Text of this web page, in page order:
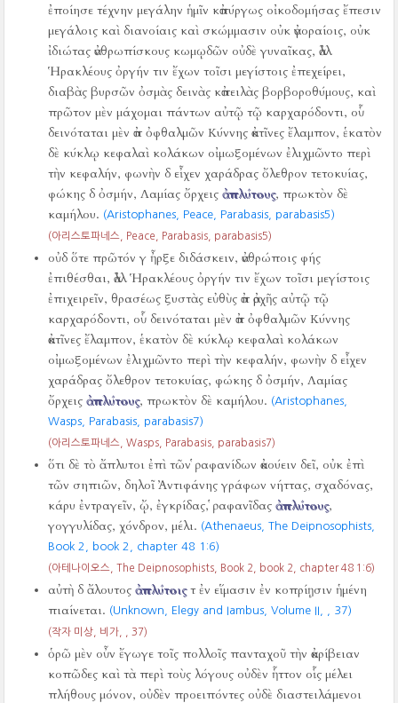
ἐποίησε τέχνην μεγάλην ἡμῖν κἀπύργως οἰκοδομήσας ἔπεσιν
μεγάλοις καὶ διανοίαις καὶ σκώμμασιν οὐκ ἀγοραίοις, οὐκ
ἰδιώτας ἀνθρωπίσκους κωμῳδῶν οὐδὲ γυναῖκας, ἀλλ
Ἡρακλέους ὀργήν τιν ἔχων τοῖσι μεγίστοις ἐπεχείρει,
διαβὰς βυρσῶν ὀσμὰς δεινὰς κἀπειλὰς βορβοροθύμους, καὶ
πρῶτον μὲν μάχομαι πάντων αὐτῷ τῷ καρχαρόδοντι, οὗ
δεινόταται μὲν ἀπ ὀφθαλμῶν Κύννης ἀκτῖνες ἔλαμπον, ἑκατὸν
δὲ κύκλῳ κεφαλαὶ κολάκων οἰμωξομένων ἐλιχμῶντο περὶ
τὴν κεφαλήν, φωνὴν δ εἶχεν χαράδρας ὄλεθρον τετοκυίας,
φώκης δ ὀσμήν, Λαμίας ὄρχειςἀπλύτους, πρωκτὸν δὲ
καμήλου. (Aristophanes, Peace, Parabasis, parabasis5)
(아리스토파네스, Peace, Parabasis, parabasis5)
οὐδ ὅτε πρῶτόν γ ἦρξε διδάσκειν, ἀνθρώποις φής
ἐπιθέσθαι, ἀλλ Ἡρακλέους ὀργήν τιν ἔχων τοῖσι μεγίστοις
ἐπιχειρεῖν, θρασέως ξυστὰς εὐθὺς ἀπ ἀρχῆς αὐτῷ τῷ
καρχαρόδοντι, οὗ δεινόταται μὲν ἀπ ὀφθαλμῶν Κύννης
ἀκτῖνες ἔλαμπον, ἑκατὸν δὲ κύκλῳ κεφαλαὶ κολάκων
οἰμωξομένων ἐλιχμῶντο περὶ τὴν κεφαλήν, φωνὴν δ εἶχεν
χαράδρας ὄλεθρον τετοκυίας, φώκης δ ὀσμήν, Λαμίας
ὄρχειςἀπλύτους, πρωκτὸν δὲ καμήλου. (Aristophanes,
Wasps, Parabasis, parabasis7)
(아리스토파네스, Wasps, Parabasis, parabasis7)
ὅτι δὲ τὸ ἄπλυτοι ἐπὶ τῶν ῥαφανίδων ἀκούειν δεῖ, οὐκ ἐπὶ
τῶν σηπιῶν, δηλοῖ Ἀντιφάνης γράφων νήττας, σχαδόνας,
κάρυ ἐντραγεῖν, ᾤ, ἐγκρίδας, ῥαφανῖδαςἀπλύτους,
γογγυλίδας, χόνδρον, μέλι. (Athenaeus, The Deipnosophists,
Book 2, book 2, chapter 48 1:6)
(아테나이오스, The Deipnosophists, Book 2, book 2, chapter 48 1:6)
αὐτὴ δ ἄλουτοςἀπλύτοιςτ ἐν εἵμασιν ἐν κοπρίῃσιν ἡμένη
πιαίνεται. (Unknown, Elegy and Iambus, Volume II, 37)
(작자 미상, 비가, 37)
ὁρῶ μὲν οὖν ἔγωγε τοῖς πολλοῖς πανταχοῦ τὴν ἀκρίβειαν
κοπῶδες καὶ τὰ περὶ τοὺς λόγους οὐδὲν ἧττον οἷς μέλει
πλήθους μόνον, οὐδὲν προειπόντες οὐδὲ διαστειλάμενοι